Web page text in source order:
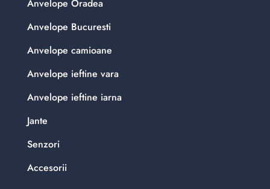
Anvelope Oradea
Anvelope Bucuresti
Anvelope camioane
Anvelope ieftine vara
Anvelope ieftine iarna
Jante
Senzori
Accesorii